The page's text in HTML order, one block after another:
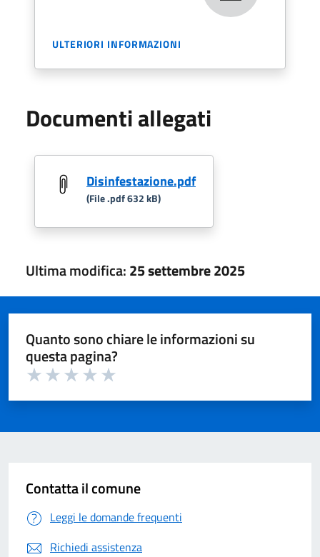
ULTERIORI INFORMAZIONI
Documenti allegati
Disinfestazione.pdf
(File .pdf 632 kB)
Ultima modifica:25 settembre 2025
Quanto sono chiare le informazioni su
questa pagina?
Contatta il comune
Leggi le domande frequenti
Richiedi assistenza